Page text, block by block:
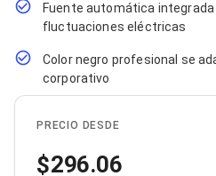
Cableado Estructurado
Sujetadores de Cables
Cinchos
Adaptadores
Adaptadores PC
Adaptadores PC USB
Adaptadores PC Serial
Adaptadores PC IDE
Adaptadores PC Teclado
Fuente automática
fluctuaciones eléctricas
Color negro profesional se
corporativo
PRECIO DESDE
296.06